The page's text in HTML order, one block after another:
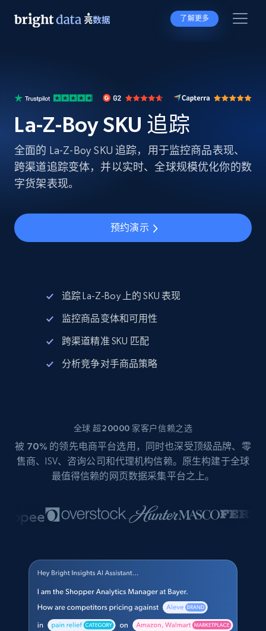
了解更多
La-Z-Boy SKU 追踪
全面的 La-Z-Boy SKU 追踪，用于监控商品表现、
跨渠道追踪变体，并以实时、全球规模优化你的数
字货架表现。
预约演示
追踪 La-Z-Boy 上的 SKU 表现
监控商品变体和可用性
跨渠道精准 SKU 匹配
分析竞争对手商品策略
全球 超20000 家客户信赖之选
被 70% 的领先电商平台选用，同时也深受顶级品牌、零
售商、ISV、咨询公司和代理机构信赖。原生构建于全球
最值得信赖的网页数据采集平台之上。